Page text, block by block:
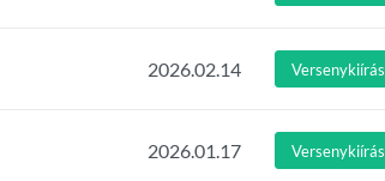
2026.02.14 Versenykiírás
2026.01.17 Versenykiírás